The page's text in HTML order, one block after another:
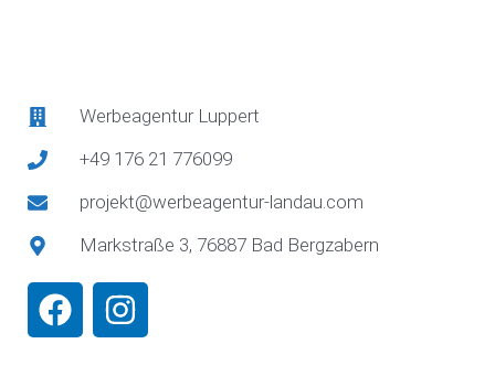
Werbeagentur Luppert
+49 176 21 776099
projekt@werbeagentur-landau.com
Markstraße 3, 76887 Bad Bergzabern
F
a
I
n